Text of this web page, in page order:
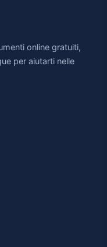
online gratuiti,
per aiutarti nelle